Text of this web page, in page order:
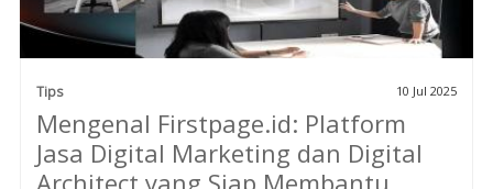
Tips 10 Jul 2025
Mengenal Firstpage.id: Platform
Jasa Digital Marketing dan Digital
Architect yang Siap Membantu